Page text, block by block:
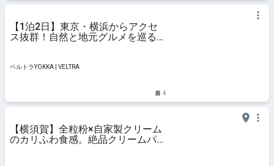
【1泊2日】東京・横浜からアクセ
ス抜群！自然と地元グルメを巡る横
に楽しく ベルトラYOKKA | VELTRA
ベルトラYOKKA | VELTRA
4
【横須賀】全粒粉×自家製クリーム
のカリふわ食感。絶品クリームパン